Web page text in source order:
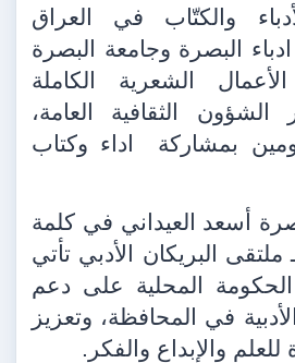
والكتّاب في العراق
ادباء البصرة وجامعة البصرة
الشعرية الكاملة
الثقافية العامة،
بمشاركة
اداء وكتاب
أسعد العيداني في كلمة
ملتقى البريكان الأدبي تأتي
المحلية على دعم
في المحافظة، وتعزيز
والإبداع والفكر.